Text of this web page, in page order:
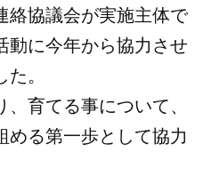
絡協議会が実施主体で
動に今年から協力させ
。
育てる事について、
める第一歩として協力